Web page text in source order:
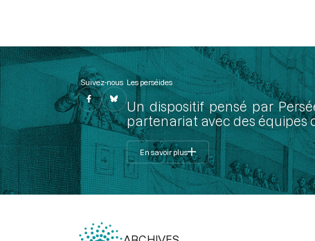
Suivez-nous Les perséides
Un dispositif pensé par
partenariat avec des équipes
En savoir plus